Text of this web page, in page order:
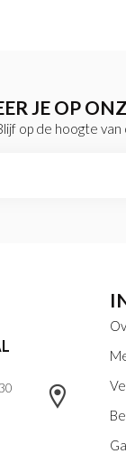
JE OP
op de hoogte